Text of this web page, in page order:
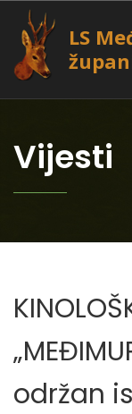
LS
Vijesti
održan